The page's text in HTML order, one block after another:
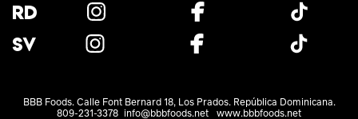
RD
SV
BBB Foods. Calle Font Bernard 18, Los Prados. República Dominicana.
809-231-3378 info@bbbfoods.net www.bbbfoods.net